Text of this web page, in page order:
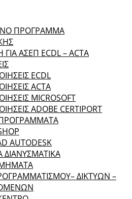
ΠΡΟΓΡΑΜΜΑ
ΑΣΕΠ ECDL – ACTA
ECDL
ACTA
MICROSOFT
ADOBE CERTIPORT
ΠΡΟΓΡΑΜΜΑΤΑ
AUTODESK
ΔΙΑΝΥΣΜΑΤΙΚΑ
ΔΙΚΤΥΩΝ –